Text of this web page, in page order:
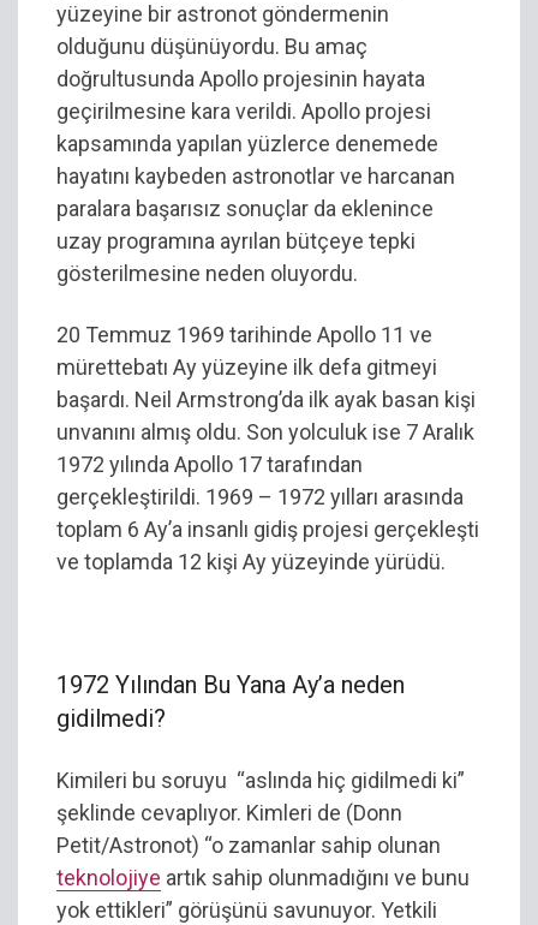
yüzeyine bir astronot göndermenin
olduğunu düşünüyordu. Bu amaç
doğrultusunda Apollo projesinin hayata
geçirilmesine kara verildi. Apollo projesi
kapsamında yapılan yüzlerce denemede
hayatını kaybeden astronotlar ve harcanan
paralara başarısız sonuçlar da eklenince
uzay programına ayrılan bütçeye tepki
gösterilmesine neden oluyordu.
20 Temmuz 1969 tarihinde Apollo 11 ve
mürettebatı Ay yüzeyine ilk defa gitmeyi
başardı. Neil Armstrong’da ilk ayak basan kişi
unvanını almış oldu. Son yolculuk ise 7 Aralık
1972 yılında Apollo 17 tarafından
gerçekleştirildi. 1969 – 1972 yılları arasında
toplam 6 Ay’a insanlı gidiş projesi gerçekleşti
ve toplamda 12 kişi Ay yüzeyinde yürüdü.
1972 Yılından Bu Yana Ay’a neden
gidilmedi?
Kimileri bu soruyu “aslında hiç gidilmedi ki”
şeklinde cevaplıyor. Kimleri de (Donn
Petit/Astronot) “o zamanlar sahip olunan
teknolojiye artık sahip olunmadığını ve bunu
yok ettikleri” görüşünü savunuyor. Yetkili